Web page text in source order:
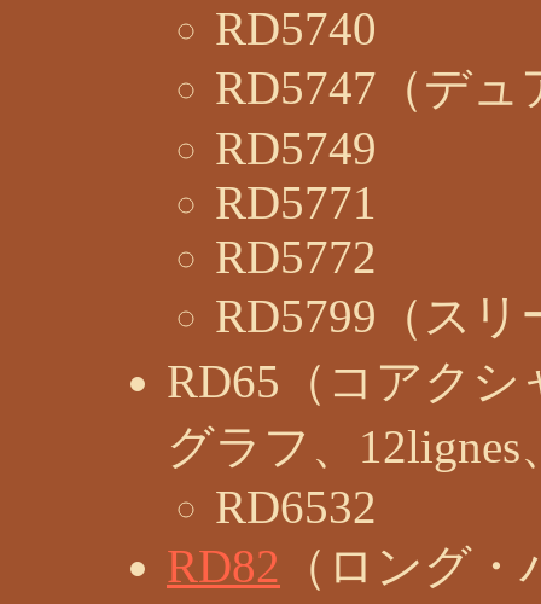
RD5740
RD5747（デ
RD5749
RD5771
RD5772
RD5799（ス
RD65（コアク
グラフ、12lignes
RD6532
RD82 （ロング